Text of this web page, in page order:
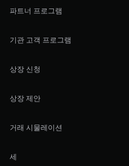
파트너 프로그램
기관 고객 프로그램
상장 신청
상장 제안
거래 시물레이션
세